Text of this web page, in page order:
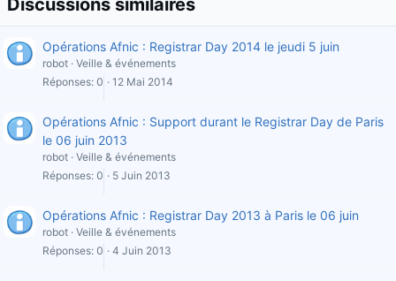
Discussions similaires
Opérations Afnic : Registrar Day 2014 le jeudi 5 juin
robot Veille & événements
Réponses 0 12 Mai 2014
Opérations Afnic : Support durant le Registrar Day de Paris
le 06 juin 2013
robot Veille & événements
Réponses 0 5 Juin 2013
Opérations Afnic : Registrar Day 2013 à Paris le 06 juin
robot Veille & événements
Réponses 0 4 Juin 2013